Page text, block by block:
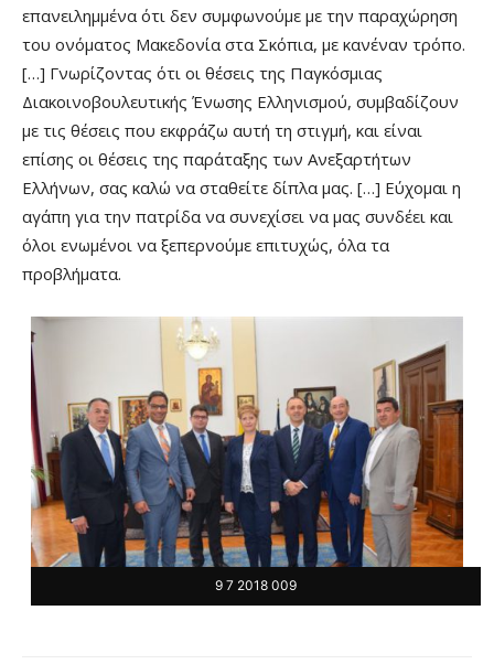
επανειλημμένα ότι δεν συμφωνούμε με την παραχώρηση
του ονόματος Μακεδονία στα Σκόπια, με κανέναν τρόπο.
[…] Γνωρίζοντας ότι οι θέσεις της Παγκόσμιας
Διακοινοβουλευτικής Ένωσης Ελληνισμού, συμβαδίζουν
με τις θέσεις που εκφράζω αυτή τη στιγμή, και είναι
επίσης οι θέσεις της παράταξης των Ανεξαρτήτων
Ελλήνων, σας καλώ να σταθείτε δίπλα μας. […] Εύχομαι η
αγάπη για την πατρίδα να συνεχίσει να μας συνδέει και
όλοι ενωμένοι να ξεπερνούμε επιτυχώς, όλα τα
προβλήματα.
9 7 2018 009